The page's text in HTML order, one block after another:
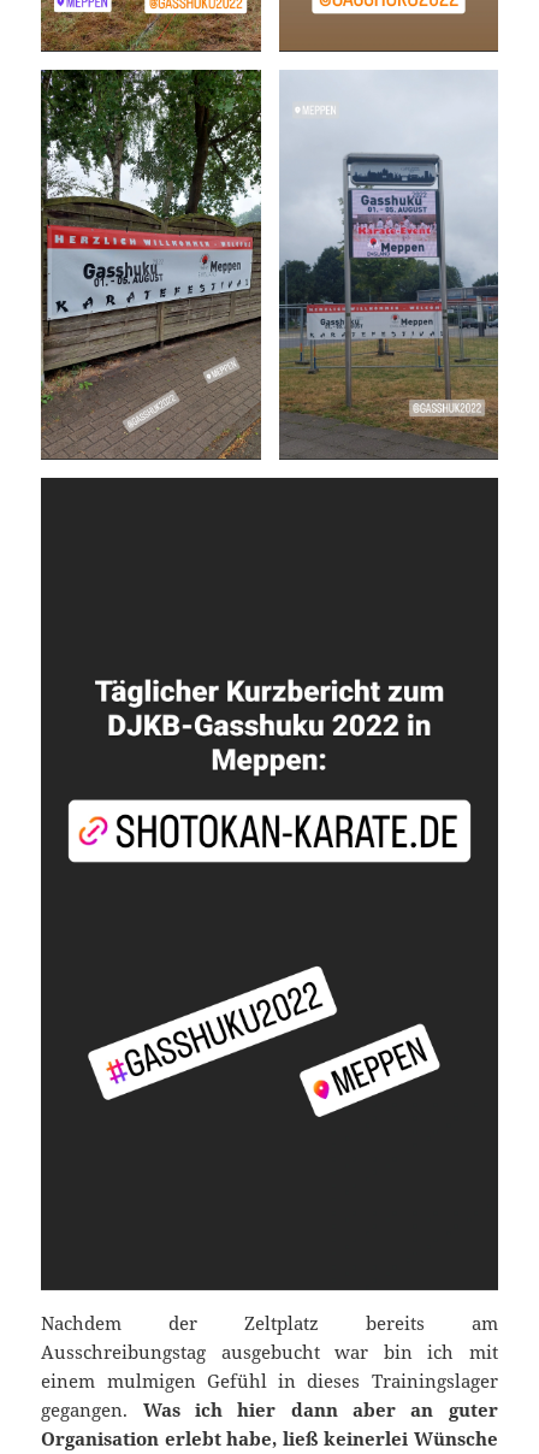
Nachdem der Zeltplatz bereits am
Ausschreibungstag ausgebucht war bin ich mit
einem mulmigen Gefühl in dieses Trainingslager
gegangen. Was ich hier dann aber an guter
Organisation erlebt habe, ließ keinerlei Wünsche